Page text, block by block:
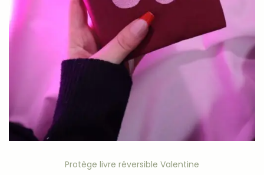
Protège livre réversible Valentine